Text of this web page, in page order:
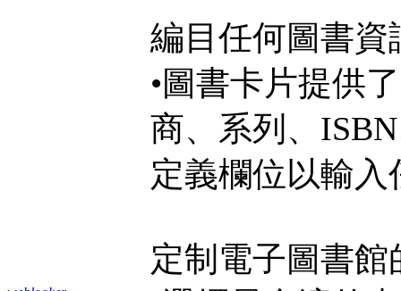
編目任何圖書資
•圖書卡片提供
商、系列、
定義欄位以輸
定制電子圖書館